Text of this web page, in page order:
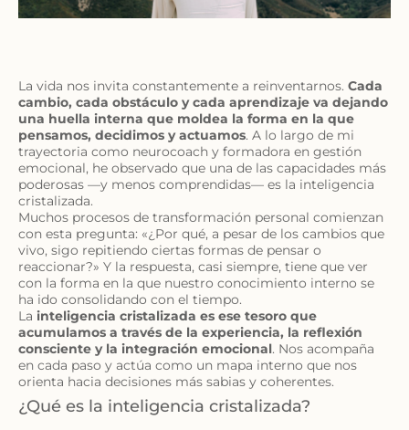
La vida nos invita constantemente a reinventarnos. Cada
cambio, cada obstáculo y cada aprendizaje va dejando
una huella interna que moldea la forma en la que
pensamos, decidimos y actuamos. A lo largo de mi
trayectoria como neurocoach y formadora en gestión
emocional, he observado que una de las capacidades más
poderosas —y menos comprendidas— es la inteligencia
cristalizada.
Muchos procesos de transformación personal comienzan
con esta pregunta: «¿Por qué, a pesar de los cambios que
vivo, sigo repitiendo ciertas formas de pensar o
reaccionar?» Y la respuesta, casi siempre, tiene que ver
con la forma en la que nuestro conocimiento interno se
ha ido consolidando con el tiempo.
La inteligencia cristalizada es ese tesoro que
acumulamos a través de la experiencia, la reflexión
consciente y la integración emocional. Nos acompaña
en cada paso y actúa como un mapa interno que nos
orienta hacia decisiones más sabias y coherentes.
¿Qué es la inteligencia cristalizada?